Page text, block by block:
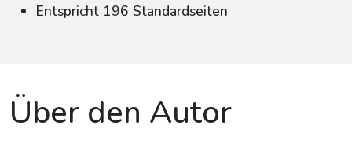
Entspricht 196 Standardseiten
Über den Autor